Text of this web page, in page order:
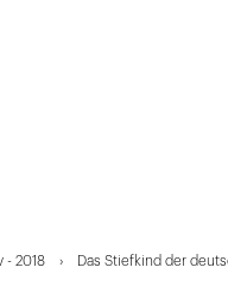
- 2018 Das Stiefkind der